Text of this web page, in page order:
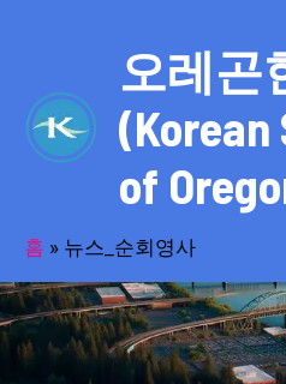
오레곤
(Korean
of
홈 » 뉴스_순회영사
반세기의 세월을 품
오레곤